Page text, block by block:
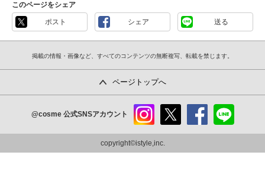
このページをシェア
ポスト シェア 送る
掲載の情報・画像など、すべてのコンテンツの無断複写、転載を禁じます。
ページトップへ
@cosme 公式SNSアカウント
ram
copyright©istyle,inc.